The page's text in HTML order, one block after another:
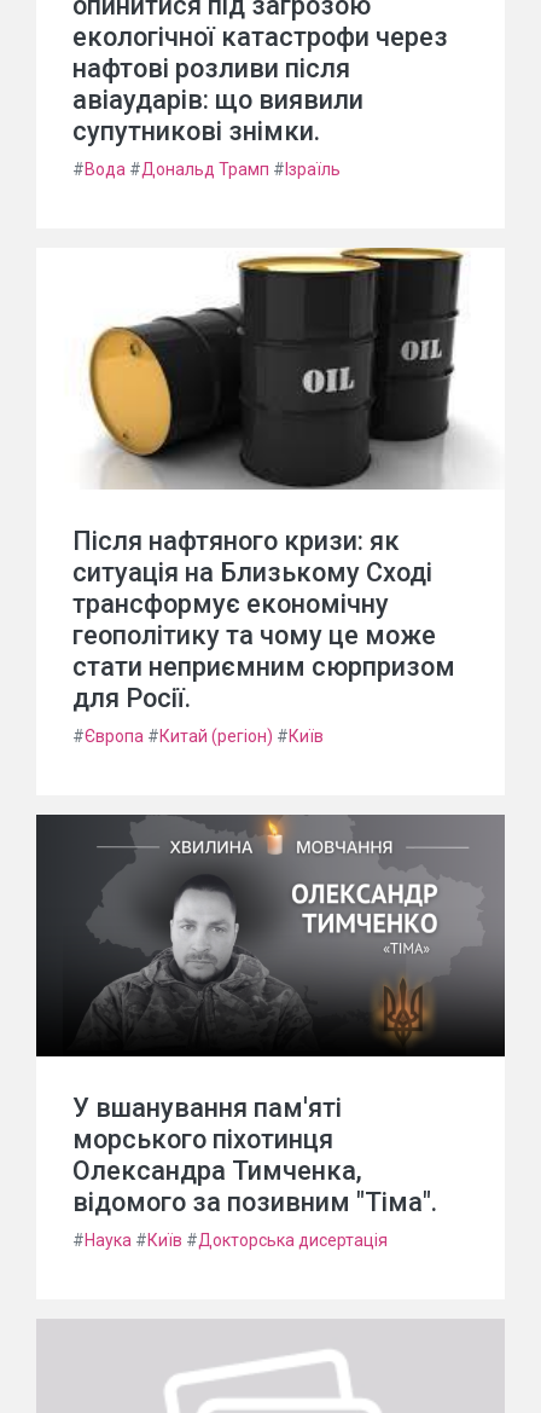
екологічної катастрофи через
нафтові розливи після
авіаударів: що виявили
супутникові знімки.
#Вода #Дональд Трамп # Ізраїль
Після нафтяного кризи: як
ситуація на Близькому Сході
трансформує економічну
геополітику та чому це може
стати неприємним сюрпризом
для Росії.
#Європа #Китай (регіон) #Київ
У вшанування пам'яті
морського піхотинця
Олександра Тимченка,
відомого за позивним "Тіма".
#Наука #Київ #Докторська дисертація